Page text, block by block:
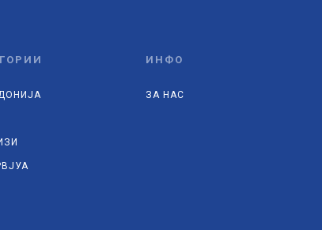
ИНФО
ЗА НАС